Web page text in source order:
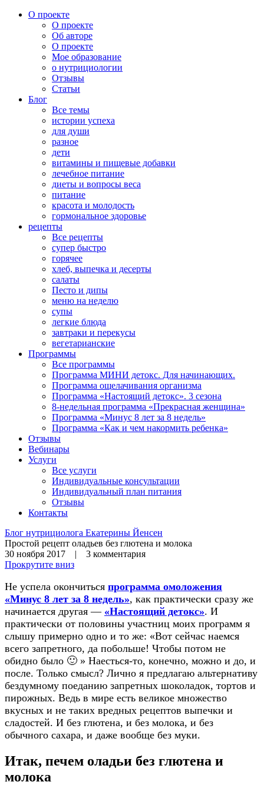
О проекте
О проекте
Об авторе
О проекте
Мое образование
о нутрициологии
Отзывы
Статьи
Блог
Все темы
истории успеха
для души
разное
дети
витамины и пищевые добавки
лечебное питание
диеты и вопросы веса
питание
красота и молодость
гормональное здоровье
рецепты
Все рецепты
супер быстро
горячее
хлеб, выпечка и десерты
салаты
Песто и дипы
меню на неделю
супы
легкие блюда
завтраки и перекусы
вегетарианские
Программы
Все программы
Программа МИНИ детокс. Для начинающих.
Программа ощелачивания организма
Программа «Настоящий детокс». 3 сезона
8-недельная программа «Прекрасная женщина»
Программа «Минус 8 лет за 8 недель»
Программа «Как и чем накормить ребенка»
Отзывы
Вебинары
Услуги
Все услуги
Индивидуальные консультации
Индивидуальный план питания
Отзывы
Контакты
Блог нутрициолога Екатерины Йенсен
Простой рецепт оладьев без глютена и молока
30 ноября 2017 | 3 комментария
Прокрутите вниз
Не успела окончиться программа омоложения
«Минус 8 лет за 8 недель», как практически сразу же
начинается другая — «Настоящий детокс». И
практически от половины участниц моих программ я
слышу примерно одно и то же: «Вот сейчас наемся
всего запретного, да побольше! Чтобы потом не
обидно было 🙂 » Наесться-то, конечно, можно и до, и
после. Только смысл? Лично я предлагаю альтернативу
бездумному поеданию запретных шоколадок, тортов и
пирожных. Ведь в мире есть великое множество
вкусных и не таких вредных рецептов выпечки и
сладостей. И без глютена, и без молока, и без
обычного сахара, и даже вообще без муки.
Итак, печем оладьи без глютена и
молока